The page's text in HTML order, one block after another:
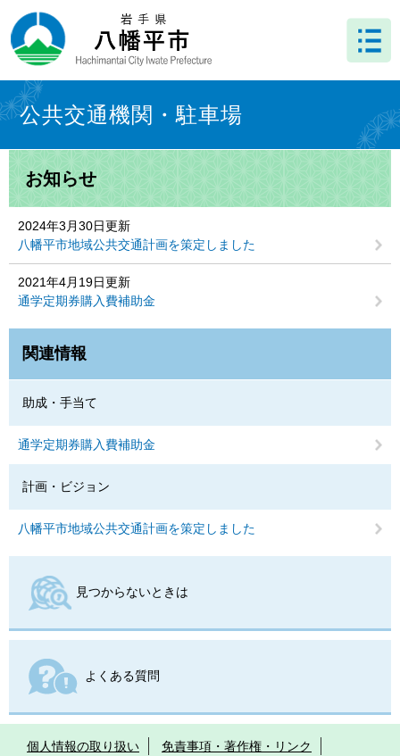
ー
ジ
先
頭
で
ニ
ュ
を
飛
ば
文 公共交通機関・駐車場
お知らせ
2024年3月30日更新
八幡平市地域公共交通計画を策定しました
2021年4月19日更新
通学定期券購入費補助金
関連情報
助成・手当て
通学定期券購入費補助金
計画・ビジョン
八幡平市地域公共交通計画を策定しました
見つからないときは
よくある質問
個人情報の取り扱い
免責事項・著作権・リンク